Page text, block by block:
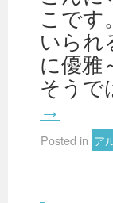
こです
いられ
に優雅
そう
→
Posted in ア